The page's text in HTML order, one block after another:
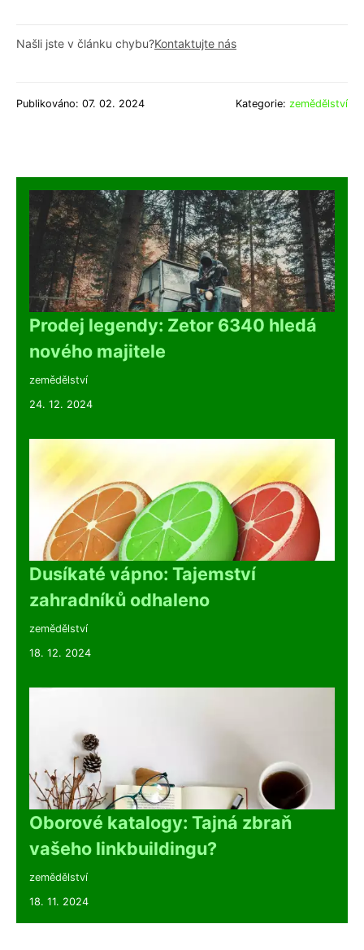
Našli jste v článku chybu?Kontaktujte nás
Publikováno: 07. 02. 2024 Kategorie: zemědělství
Prodej legendy: Zetor 6340 hledá
nového majitele
zemědělství
24. 12. 2024
Dusíkaté vápno: Tajemství
zahradníků odhaleno
zemědělství
18. 12. 2024
Oborové katalogy: Tajná zbraň
vašeho linkbuildingu?
zemědělství
18. 11. 2024